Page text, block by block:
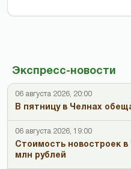
Экспресс-новости
06 августа 2026, 20:00
В пятницу в Челнах
06 августа 2026, 19:00
Стоимость новостроек
млн рублей